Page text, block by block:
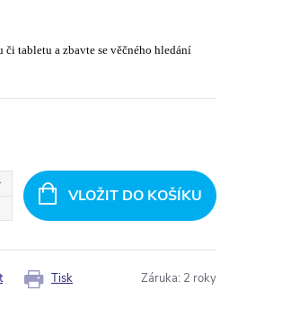
tabletu a zbavte se věčného hledání
VLOŽIT DO KOŠÍKU
Tisk Záruka: 2 roky